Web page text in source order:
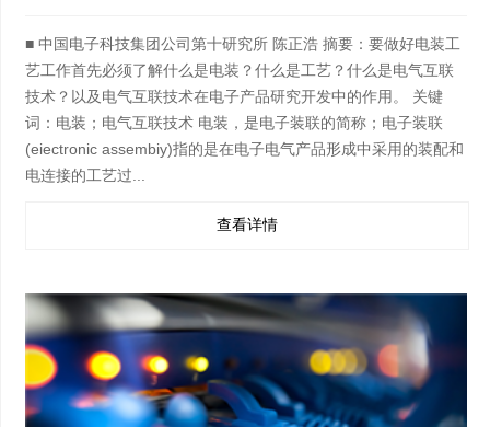
■ 中国电子科技集团公司第十研究所 陈正浩 摘要：要做好电装工
艺工作首先必须了解什么是电装？什么是工艺？什么是电气互联
技术？以及电气互联技术在电子产品研究开发中的作用。 关键
词：电装；电气互联技术 电装，是电子装联的简称；电子装联
(eiectronic assembiy)指的是在电子电气产品形成中采用的装配和
电连接的工艺过...
查看详情